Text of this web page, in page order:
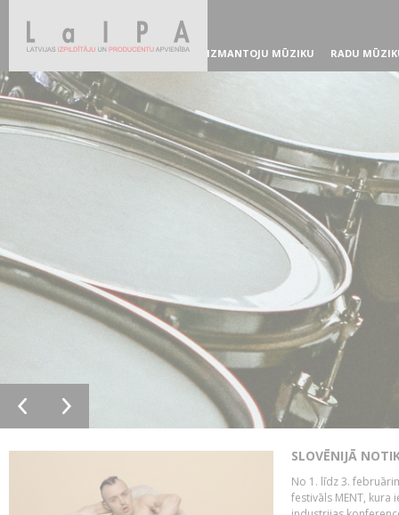
IZMANTOJU MŪZIKU RADU
SLOVĒNIJĀ
No 1. līdz 3.
festivāls MENT, kura